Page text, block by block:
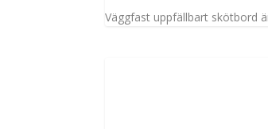
Väggfast uppfällbart skötbord